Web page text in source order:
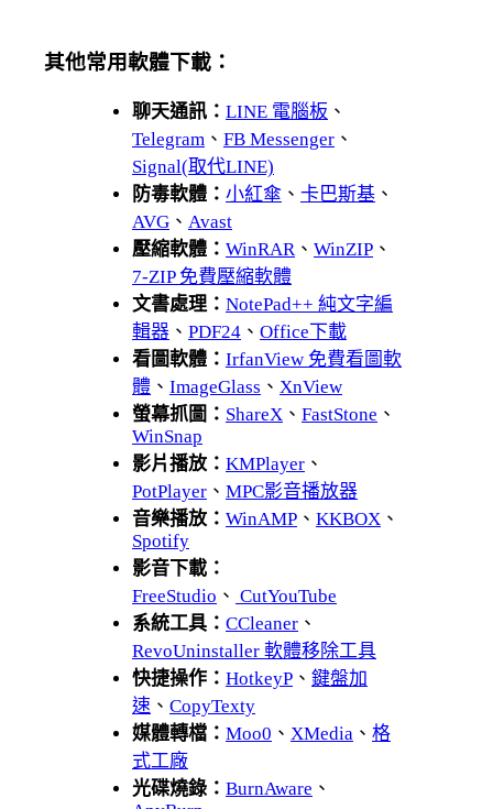
其他常用軟體下載：
聊天通訊： LINE 電腦板 、
Telegram 、 FB Messenger 、
Signal(取代LINE)
防毒軟體： 小紅傘 、 卡巴斯基 、
AVG 、 Avast
壓縮軟體： WinRAR、 WinZIP 、
7-ZIP 免費壓縮軟體
文書處理： NotePad++ 純文字編
輯器 、 PDF24 、 Office下載
看圖軟體： IrfanView 免費看圖軟
體 、 ImageGlass 、 XnView
螢幕抓圖： ShareX 、 FastStone 、
WinSnap
影片播放： KMPlayer 、
PotPlayer 、 MPC影音播放器
音樂播放： WinAMP 、 KKBOX 、
Spotify
影音下載：
FreeStudio 、 CutYouTube
系統工具： CCleaner 、
RevoUninstaller 軟體移除工具
快捷操作： HotkeyP 、 鍵盤加
速 、 CopyTexty
媒體轉檔： Moo0 、 XMedia 、 格
式工廠
光碟燒錄： BurnAware 、